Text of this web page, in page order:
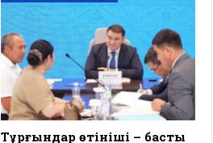
Тұрғындар өтініші – басты